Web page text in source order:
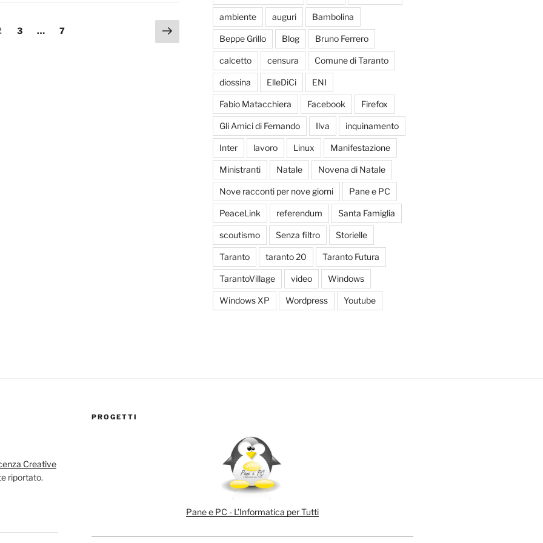
Pagina
3 … Pagina
7
Pagina
successiva
ambiente auguri Bambolina
Beppe Grillo Blog Bruno Ferrero
calcetto censura Comune di Taranto
diossina ElleDiCi ENI
Fabio Matacchiera Facebook Firefox
Gli Amici di Fernando Ilva inquinamento
Inter lavoro Linux Manifestazione
Ministranti Natale Novena di Natale
Nove racconti per nove giorni Pane e PC
PeaceLink referendum Santa Famiglia
scoutismo Senza filtro Storielle
Taranto taranto 20 Taranto Futura
TarantoVillage video Windows
Windows XP Wordpress Youtube
Creative
riportato.
PROGETTI
Pane e PC - L’Informatica per Tutti